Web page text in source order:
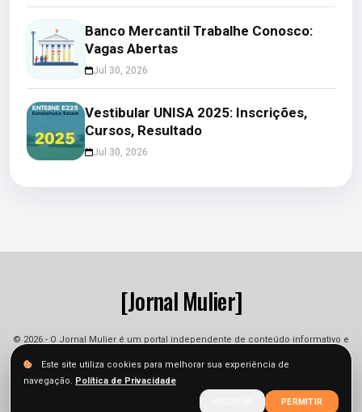
Banco Mercantil Trabalhe Conosco:
Vagas Abertas
Jul 30, 2026
Vestibular UNISA 2025: Inscrições,
Cursos, Resultado
Jul 30, 2026
[Jornal Mulier]
© 2026 - O Jornal Mulier é um portal independente de conteúdo informativo e
jornalístico. As informações podem sofrer alterações.
Privacidade
Este site utiliza cookies para melhorar sua experiência de
navegação. Política de Privacidade
PERMITIR